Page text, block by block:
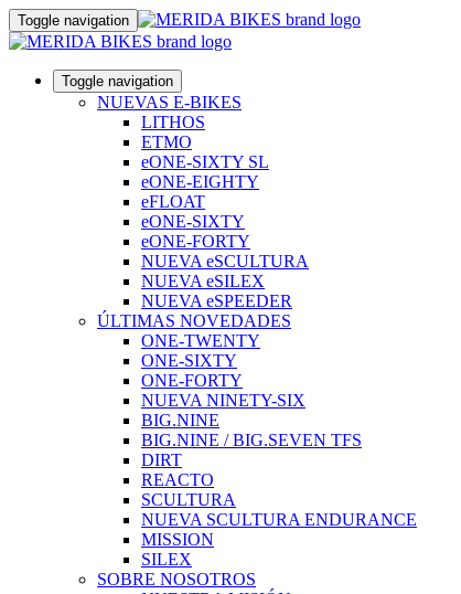
Toggle navigation
Toggle navigation
NUEVAS E-BIKES
LITHOS
ETMO
eONE-SIXTY SL
eONE-EIGHTY
eFLOAT
eONE-SIXTY
eONE-FORTY
NUEVA eSCULTURA
NUEVA eSILEX
NUEVA eSPEEDER
ÚLTIMAS NOVEDADES
ONE-TWENTY
ONE-SIXTY
ONE-FORTY
NUEVA NINETY-SIX
BIG.NINE
BIG.NINE / BIG.SEVEN TFS
DIRT
REACTO
SCULTURA
NUEVA SCULTURA ENDURANCE
MISSION
SILEX
SOBRE NOSOTROS